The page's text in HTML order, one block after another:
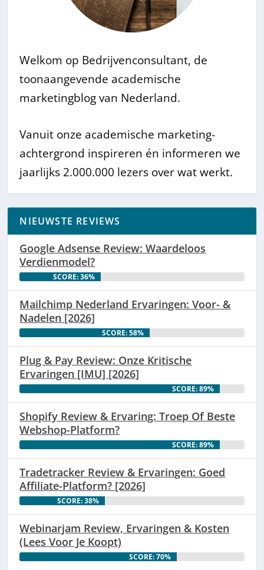
Welkom op Bedrijvenconsultant, de
toonaangevende academische
marketingblog van Nederland.
Vanuit onze academische marketing-
achtergrond inspireren én informeren we
jaarlijks 2.000.000 lezers over wat werkt.
NIEUWSTE REVIEWS
Google Adsense Review: Waardeloos
Verdienmodel?
SCORE: 36%
Mailchimp Nederland Ervaringen: Voor- &
Nadelen [2026]
SCORE: 58%
Plug & Pay Review: Onze Kritische
Ervaringen [IMU] [2026]
SCORE: 89%
Shopify Review & Ervaring: Troep Of Beste
Webshop-Platform?
SCORE: 89%
Tradetracker Review & Ervaringen: Goed
Affiliate-Platform? [2026]
SCORE: 38%
Webinarjam Review, Ervaringen & Kosten
(Lees Voor Je Koopt)
SCORE: 70%